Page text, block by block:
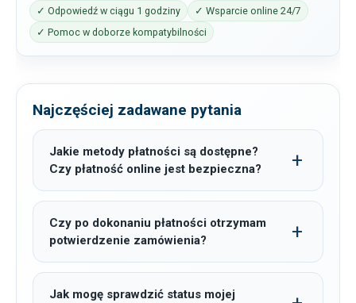
✓ Odpowiedź w ciągu 1 godziny
✓ Wsparcie online 24/7
✓ Pomoc w doborze kompatybilności
Najczęściej zadawane pytania
Jakie metody płatności są dostępne?
Czy płatność online jest bezpieczna?
Czy po dokonaniu płatności otrzymam
potwierdzenie zamówienia?
Jak mogę sprawdzić status mojej